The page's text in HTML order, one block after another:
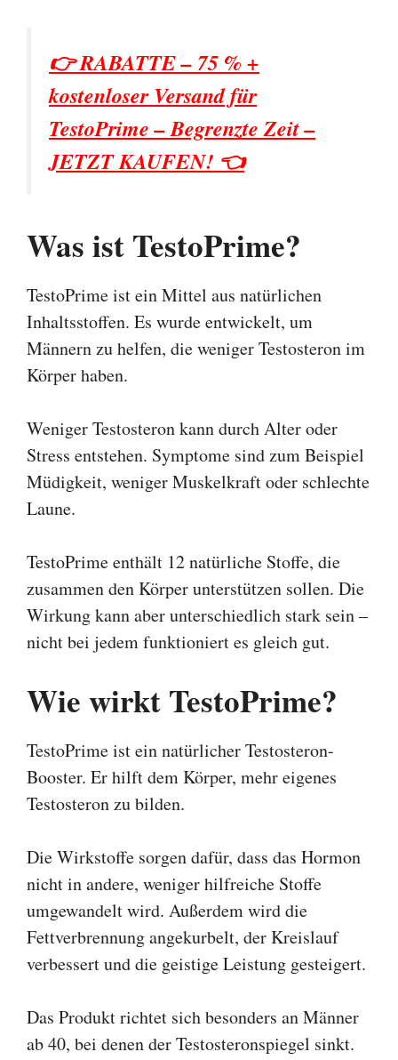
👉 RABATTE – 75 % +
kostenloser Versand für
TestoPrime – Begrenzte Zeit –
JETZT KAUFEN! 👈
Was ist TestoPrime?
TestoPrime ist ein Mittel aus natürlichen
Inhaltsstoffen. Es wurde entwickelt, um
Männern zu helfen, die weniger Testosteron im
Körper haben.
Weniger Testosteron kann durch Alter oder
Stress entstehen. Symptome sind zum Beispiel
Müdigkeit, weniger Muskelkraft oder schlechte
Laune.
TestoPrime enthält 12 natürliche Stoffe, die
zusammen den Körper unterstützen sollen. Die
Wirkung kann aber unterschiedlich stark sein –
nicht bei jedem funktioniert es gleich gut.
Wie wirkt TestoPrime?
TestoPrime ist ein natürlicher Testosteron-
Booster. Er hilft dem Körper, mehr eigenes
Testosteron zu bilden.
Die Wirkstoffe sorgen dafür, dass das Hormon
nicht in andere, weniger hilfreiche Stoffe
umgewandelt wird. Außerdem wird die
Fettverbrennung angekurbelt, der Kreislauf
verbessert und die geistige Leistung gesteigert.
Das Produkt richtet sich besonders an Männer
ab 40, bei denen der Testosteronspiegel sinkt.